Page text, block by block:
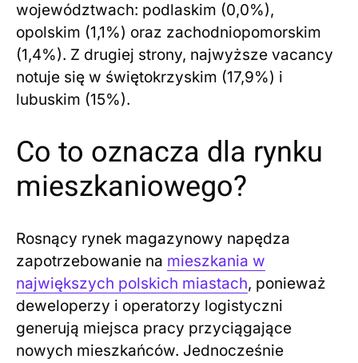
województwach: podlaskim (0,0%),
opolskim (1,1%) oraz zachodniopomorskim
(1,4%). Z drugiej strony, najwyższe vacancy
notuje się w świętokrzyskim (17,9%) i
lubuskim (15%).
Co to oznacza dla rynku
mieszkaniowego?
Rosnący rynek magazynowy napędza
zapotrzebowanie na mieszkania w
największych polskich miastach, ponieważ
deweloperzy i operatorzy logistyczni
generują miejsca pracy przyciągające
nowych mieszkańców. Jednocześnie